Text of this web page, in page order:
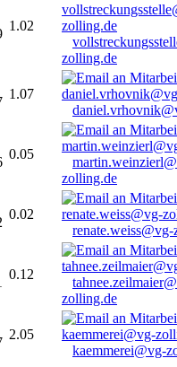
1.02
zolling.de
1.07
0.05
zolling.de
0.02
0.12
zolling.de
2.05
kaemmerei@vg-